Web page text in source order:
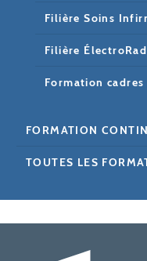
Filière Soins
Filière
Formation
FORMATION
TOUTES LES